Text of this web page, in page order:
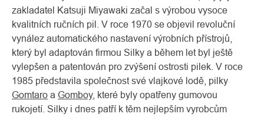
zakladatel Katsuji Miyawaki začal s výrobou vysoce
kvalitních ručních pil. V roce 1970 se objevil revoluční
vynález automatického nastavení výrobních přístrojů,
který byl adaptován firmou Silky a během let byl ještě
vylepšen a patentován pro zvýšení ostrosti pilek. V roce
1985 představila společnost své vlajkové lodě, pilky
Gomtaro a Gomboy, které byly opatřeny gumovou
rukojetí. Silky i dnes patří k těm nejlepším vyrobcům